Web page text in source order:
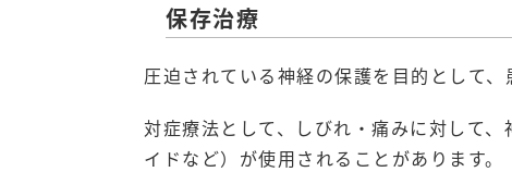
保存治療
圧迫されている神経の保護を目的として、
対症療法として、しびれ・痛みに対して
イドなど）が使用されることがあります。